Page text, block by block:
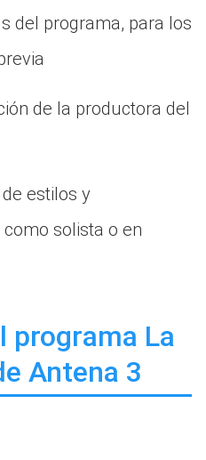
del programa, para los
de la productora del
estilos y
solista o en
programa La
Antena 3